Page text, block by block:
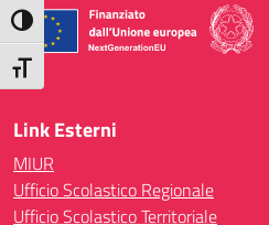
Attiva/disattiva alto contrasto
Attiva/disattiva dimensione testo
Link Esterni
MIUR
Ufficio Scolastico Regionale
Ufficio Scolastico Territoriale